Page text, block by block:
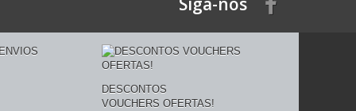
DESCONTOS
VOUCHERS OFERTAS!